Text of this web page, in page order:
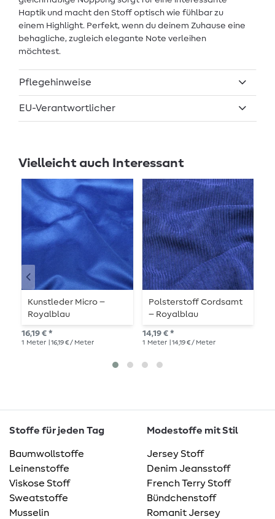
Haptik und macht den Stoff optisch wie fühlbar zu
einem Highlight. Perfekt, wenn du deinem Zuhause eine
behagliche, zugleich elegante Note verleihen
möchtest.
Pflegehinweise
EU-Verantwortlicher
Vielleicht auch Interessant
Kunstleder Micro –
Royalblau
16,19 € *
1 Meter | 16,19 € / Meter
Polsterstoff Cordsamt
– Royalblau
14,19 € *
1 Meter | 14,19 € / Meter
Stoffe für jeden Tag
Baumwollstoffe
Leinenstoffe
Viskose Stoff
Sweatstoffe
Musselin
Modestoffe mit Stil
Jersey Stoff
Denim Jeansstoff
French Terry Stoff
Bündchenstoff
Romanit Jersey